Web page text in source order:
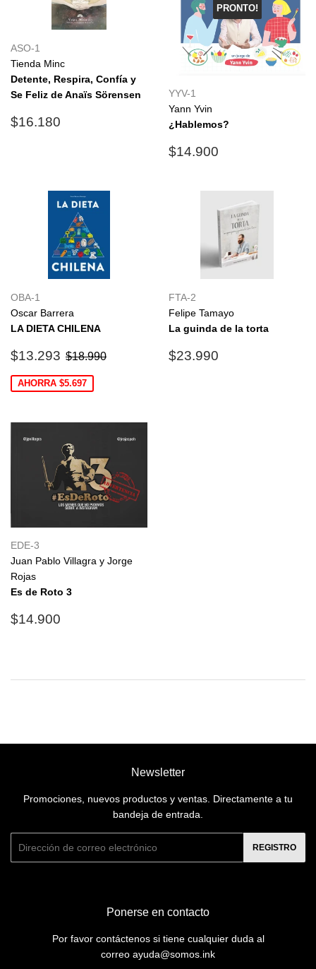
ASO-1
Tienda Minc
Detente, Respira, Confía y
Se Feliz de Anaïs Sörensen
Precio
$16.180
PRONTO!
YYV-1
Yann Yvin
¿Hablemos?
Precio
$14.900
OBA-1
Oscar Barrera
LA DIETA CHILENA
Precio
oferta
$13.293 $13.293
Precio habitual
$18.990
AHORRA $5.697
FTA-2
Felipe Tamayo
La guinda de la torta
Precio
$23.990
EDE-3
Juan Pablo Villagra y Jorge
Rojas
Es de Roto 3
Precio
$14.900
Newsletter
Promociones, nuevos productos y ventas. Directamente a tu
bandeja de entrada.
REGISTRO
Ponerse en contacto
Por favor contáctenos si tiene cualquier duda al
correo ayuda@somos.ink